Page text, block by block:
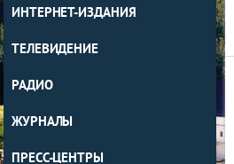
ИНТЕРНЕТ-ИЗДАНИЯ
ТЕЛЕВИДЕНИЕ
РАДИО
ЖУРНАЛЫ
ПРЕСС-ЦЕНТРЫ